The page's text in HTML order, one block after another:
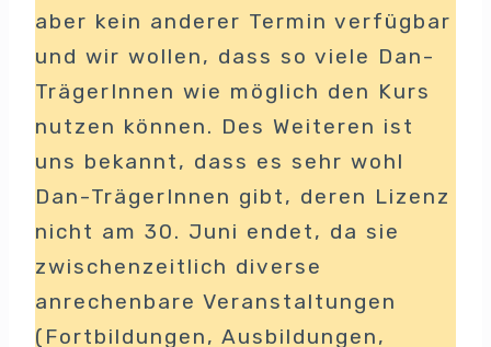
aber kein anderer Termin verfügbar
und wir wollen, dass so viele Dan-
TrägerInnen wie möglich den Kurs
nutzen können. Des Weiteren ist
uns bekannt, dass es sehr wohl
Dan-TrägerInnen gibt, deren Lizenz
nicht am 30. Juni endet, da sie
zwischenzeitlich diverse
anrechenbare Veranstaltungen
(Fortbildungen, Ausbildungen,